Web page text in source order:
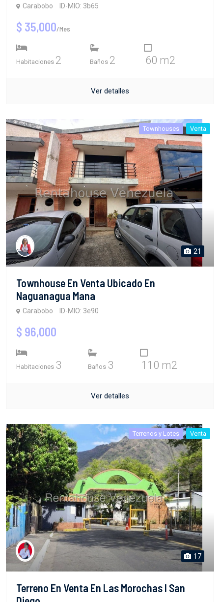
Carabobo ID-MIO: 3b65
$ 35,000/Mes
Habitaciones 2 Baños 2 60 m2
Ver detalles
Townhouses Venta
21
Townhouse En Venta Ubicado En
Naguanagua Mana
Carabobo ID-MIO: 3e90
$ 96,000
Habitaciones 3 Baños 3 110 m2
Ver detalles
Terrenos y Lotes Venta
17
Terreno En Venta En Las Morochas I San